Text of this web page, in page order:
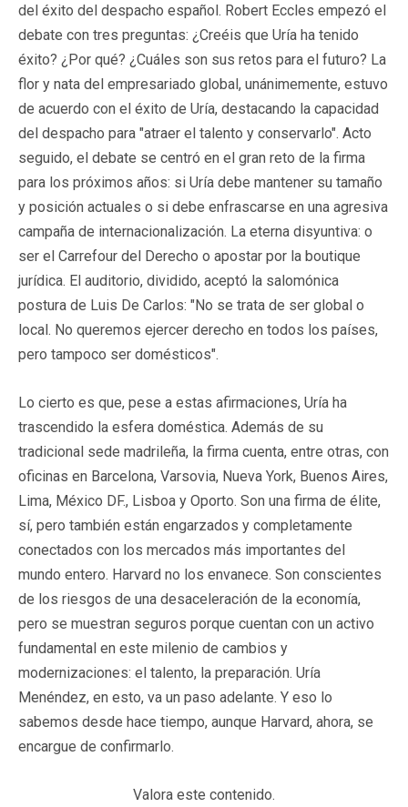
del éxito del despacho español. Robert Eccles empezó el
debate con tres preguntas: ¿Creéis que Uría ha tenido
éxito? ¿Por qué? ¿Cuáles son sus retos para el futuro? La
flor y nata del empresariado global, unánimemente, estuvo
de acuerdo con el éxito de Uría, destacando la capacidad
del despacho para "atraer el talento y conservarlo". Acto
seguido, el debate se centró en el gran reto de la firma
para los próximos años: si Uría debe mantener su tamaño
y posición actuales o si debe enfrascarse en una agresiva
campaña de internacionalización. La eterna disyuntiva: o
ser el Carrefour del Derecho o apostar por la boutique
jurídica. El auditorio, dividido, aceptó la salomónica
postura de Luis De Carlos: "No se trata de ser global o
local. No queremos ejercer derecho en todos los países,
pero tampoco ser domésticos".
Lo cierto es que, pese a estas afirmaciones, Uría ha
trascendido la esfera doméstica. Además de su
tradicional sede madrileña, la firma cuenta, entre otras, con
oficinas en Barcelona, Varsovia, Nueva York, Buenos Aires,
Lima, México DF., Lisboa y Oporto. Son una firma de élite,
sí, pero también están engarzados y completamente
conectados con los mercados más importantes del
mundo entero. Harvard no los envanece. Son conscientes
de los riesgos de una desaceleración de la economía,
pero se muestran seguros porque cuentan con un activo
fundamental en este milenio de cambios y
modernizaciones: el talento, la preparación. Uría
Menéndez, en esto, va un paso adelante. Y eso lo
sabemos desde hace tiempo, aunque Harvard, ahora, se
encargue de confirmarlo.
Valora este contenido.